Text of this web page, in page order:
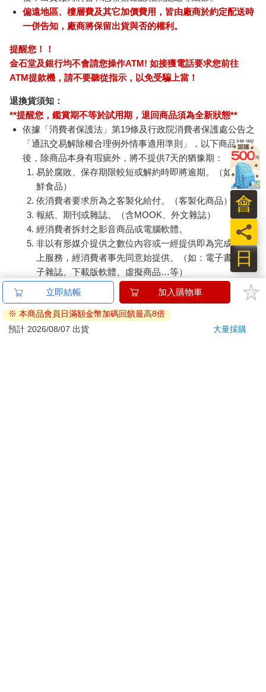
偏遠地區、樓層費及其它加價費用，皆由廠商於約定配送時
一併告知，廠商將保留出貨與否的權利。
提醒您！！
金石堂及銀行均不會請您操作ATM! 如接獲電話要求您前往
ATM提款機，請不要聽從指示，以免受騙上當！
退換貨須知：
**提醒您，鑑賞期不等於試用期，退回商品須為全新狀態**
依據「消費者保護法」第19條及行政院消費者保護處公告之
「通訊交易解除權合理例外情事適用準則」，以下商品購買
後，除商品本身有瑕疵外，將不提供7天的猶豫期：
易於腐敗、保存期限較短或解約時即將逾期。（如：生
鮮食品）
依消費者要求所為之客製化給付。（客製化商品）
報紙、期刊或雜誌。（含MOOK、外文雜誌）
經消費者拆封之影音商品或電腦軟體。
非以有形媒介提供之數位內容或一經提供即為完成之線
上服務，經消費者事先同意始提供。（如：電子書、電
子雜誌、下載版軟體、虛擬商品…等）
已拆封之個人衛生用品。（如：內衣褲、刮鬍刀、除毛
若非上列種類商品，均享有到貨7天的猶豫期（含例假
日）。
日
員
會